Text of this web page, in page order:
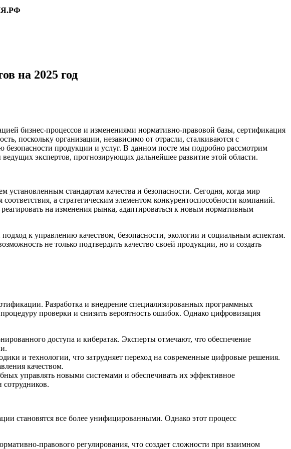
на 2025 год
бизнес-процессов и изменениями нормативно-правовой базы, сертификация
поскольку организации, независимо от отрасли, сталкиваются с
продукции и услуг. В данном посте мы подробно рассмотрим
экспертов, прогнозирующих дальнейшее развитие этой области.
стандартам качества и безопасности. Сегодня, когда мир
а стратегическим элементом конкурентоспособности компаний.
на изменения рынка, адаптироваться к новым нормативным
к управлению качеством, безопасности, экологии и социальным аспектам.
не только подтвердить качество своей продукции, но и создать
Разработка и внедрение специализированных программных
проверки и снизить вероятность ошибок. Однако цифровизация
доступа и кибератак. Эксперты отмечают, что обеспечение
и технологии, что затрудняет переход на современные цифровые решения.
качеством.
управлять новыми системами и обеспечивать их эффективное
становятся все более унифицированными. Однако этот процесс
правового регулирования, что создает сложности при взаимном